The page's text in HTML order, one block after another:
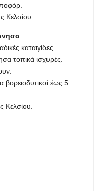
Κελσίου.
καταιγίδες
τοπικά ισχυρές.
βορειοδυτικοί έως 5